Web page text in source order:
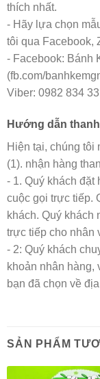
thích nhất.
- Hãy lựa chọn
tôi qua Facebook,
- Facebook: Bánh
(fb.com/
Viber: 0982 834
Hướng dẫn
Hiện tại, chúng tôi
(1). nhận hàng
- 1. Quý khách
cuộc gọi trực tiếp.
khách. Quý khách
trực tiếp cho nhân
- 2: Quý khách
khoản nhân hàng,
bạn đã chọn về
SẢN PHẨM